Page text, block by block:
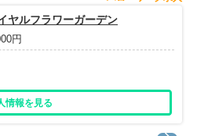
ルフラワーガーデン
円
情報を見る